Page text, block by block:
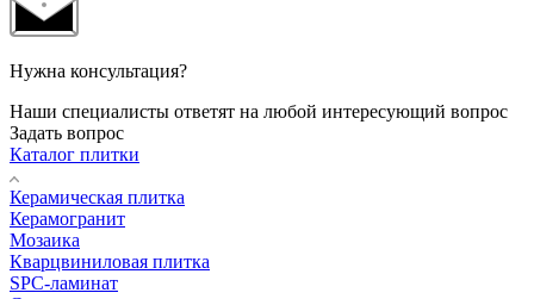
Нужна консультация?
Наши специалисты ответят на любой интересующий вопрос
Задать вопрос
Каталог плитки
Керамическая плитка
Керамогранит
Мозаика
Кварцвиниловая плитка
SPC-ламинат